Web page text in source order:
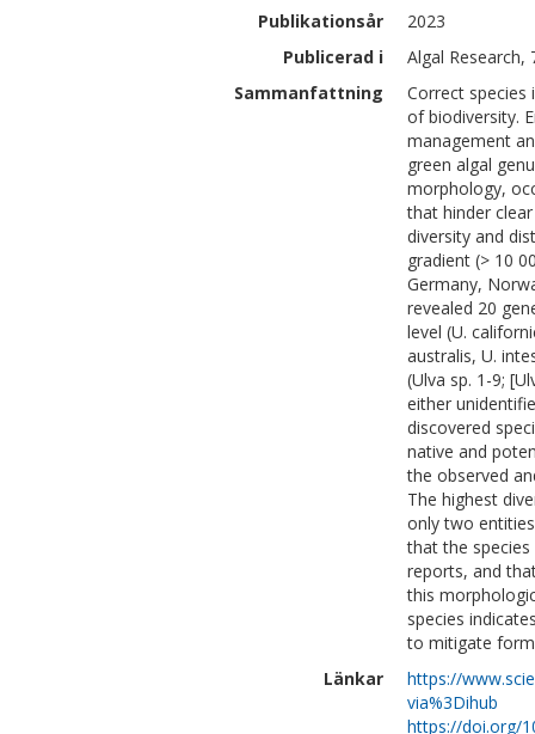
Publikationsår
2023
Publicerad i
Algal Research,
Sammanfattning
Correct
of biodiversity.
management
green algal
morphology,
that hinder
diversity and
gradient (> 10
Germany,
revealed 20
level (U.
australis, U.
(Ulva sp. 1-9;
either
discovered
native and
the observed
The highest
only two
that the
reports, and
this
species
to mitigate
Länkar
https://
via%3Dihub
https://doi.org/